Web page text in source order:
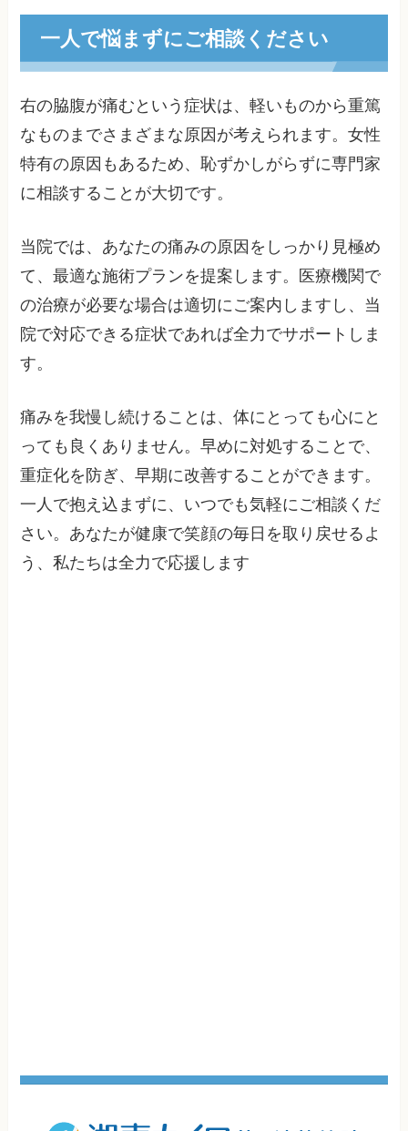
一人で悩まずにご相談ください
右の脇腹が痛むという症状は、軽いものから重篤
なものまでさまざまな原因が考えられます。女性
特有の原因もあるため、恥ずかしがらずに専門家
に相談することが大切です。
当院では、あなたの痛みの原因をしっかり見極め
て、最適な施術プランを提案します。医療機関で
の治療が必要な場合は適切にご案内しますし、当
院で対応できる症状であれば全力でサポートしま
す。
痛みを我慢し続けることは、体にとっても心にと
っても良くありません。早めに対処することで、
重症化を防ぎ、早期に改善することができます。
一人で抱え込まずに、いつでも気軽にご相談くだ
さい。あなたが健康で笑顔の毎日を取り戻せるよ
う、私たちは全力で応援します